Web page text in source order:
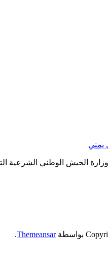
يمني
الجيش الوطني الشرعية
بواسطةThemeansar
.